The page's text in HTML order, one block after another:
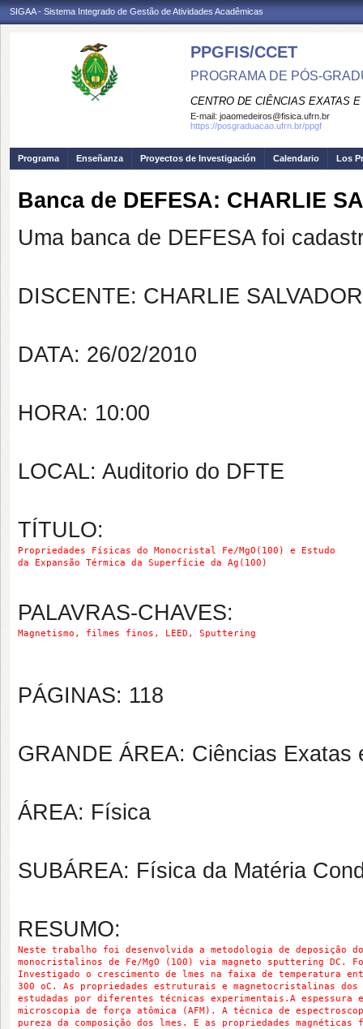
SIGAA - Sistema Integrado de Gestão de Atividades Acadêmicas
PPGFIS/CCET
PROGRAMA DE PÓS-
CENTRO DE CIÊNCIAS EXATAS
E-mail: joaomedeiros@fisica.ufrn.br
https://posgraduacao.ufrn.br/ppgf
Programa Enseñanza Proyectos de Investigación Calendario Los
Banca de DEFESA: CHARLIE
Uma banca de DEFESA foi
DISCENTE: CHARLIE
DATA: 26/02/2010
HORA: 10:00
LOCAL: Auditorio do DFTE
TÍTULO:
Propriedades Físicas do Monocristal Fe/MgO(100) e Estudo
da Expansão Térmica da Superfície da Ag(100)
PALAVRAS-CHAVES:
Magnetismo, filmes finos, LEED, Sputtering
PÁGINAS: 118
GRANDE ÁREA: Ciências Exatas
ÁREA: Física
SUBÁREA: Física da Matéria
RESUMO:
Neste trabalho foi desenvolvida a metodologia de deposição
monocristalinos de Fe/MgO (100) via magneto sputtering DC.
Investigado o crescimento de lmes na faixa de temperatura
300 oC. As propriedades estruturais e magnetocristalinas dos
estudadas por diferentes técnicas experimentais. A espessura
microscopia de força atômica (AFM). A técnica de
pureza da composição dos lmes. E as propriedades magnéticas